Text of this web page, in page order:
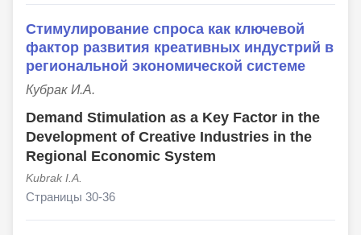
Стимулирование спроса как ключевой
фактор развития креативных индустрий в
региональной экономической системе
Кубрак И.А.
Demand Stimulation as a Key Factor in the
Development of Creative Industries in the
Regional Economic System
Kubrak I.A.
Страницы 30-36